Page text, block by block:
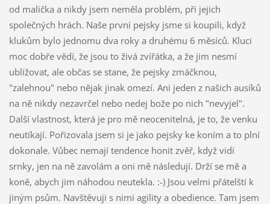
od malička a nikdy jsem neměla problém, při jejich
společných hrách. Naše první pejsky jsme si koupili, když
klukům bylo jednomu dva roky a druhému 6 měsíců. Kluci
moc dobře vědí, že jsou to živá zvířátka, a že jim nesmí
ubližovat, ale občas se stane, že pejsky zmáčknou,
"zalehnou" nebo nějak jinak omezí. Ani jeden z našich ausíků
na ně nikdy nezavrčel nebo nedej bože po nich "nevyjel".
Další vlastnost, která je pro mě neocenitelná, je to, že venku
neutíkají. Pořizovala jsem si je jako pejsky ke koním a to plní
dokonale. Vůbec nemají tendence honit zvěř, když vidí
srnky, jen na ně zavolám a oni mě následují. Drží se mě a
koně, abych jim náhodou neutekla. :-) Jsou velmi přátelští k
jiným psům. Navštěvuji s nimi agility a obedience. Tam jsem